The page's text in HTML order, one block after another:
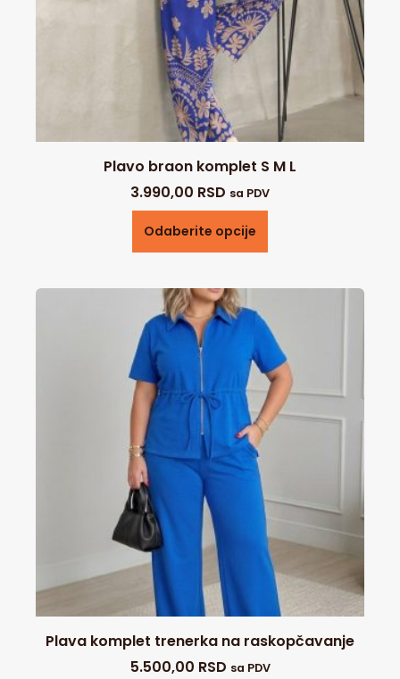
Plavo braon komplet S M L
3.990,00 RSD sa PDV
Odaberite opcije
Plava komplet trenerka na raskopčavanje
5.500,00 RSD sa PDV